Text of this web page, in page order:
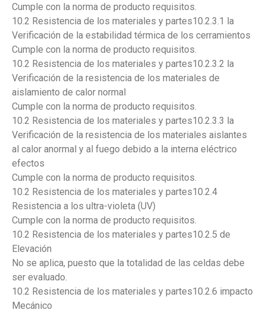
Cumple con la norma de producto requisitos.
10.2 Resistencia de los materiales y partes10.2.3.1 la
Verificación de la estabilidad térmica de los cerramientos
Cumple con la norma de producto requisitos.
10.2 Resistencia de los materiales y partes10.2.3.2 la
Verificación de la resistencia de los materiales de
aislamiento de calor normal
Cumple con la norma de producto requisitos.
10.2 Resistencia de los materiales y partes10.2.3.3 la
Verificación de la resistencia de los materiales aislantes
al calor anormal y al fuego debido a la interna eléctrico
efectos
Cumple con la norma de producto requisitos.
10.2 Resistencia de los materiales y partes10.2.4
Resistencia a los ultra-violeta (UV)
Cumple con la norma de producto requisitos.
10.2 Resistencia de los materiales y partes10.2.5 de
Elevación
No se aplica, puesto que la totalidad de las celdas debe
ser evaluado.
10.2 Resistencia de los materiales y partes10.2.6 impacto
Mecánico